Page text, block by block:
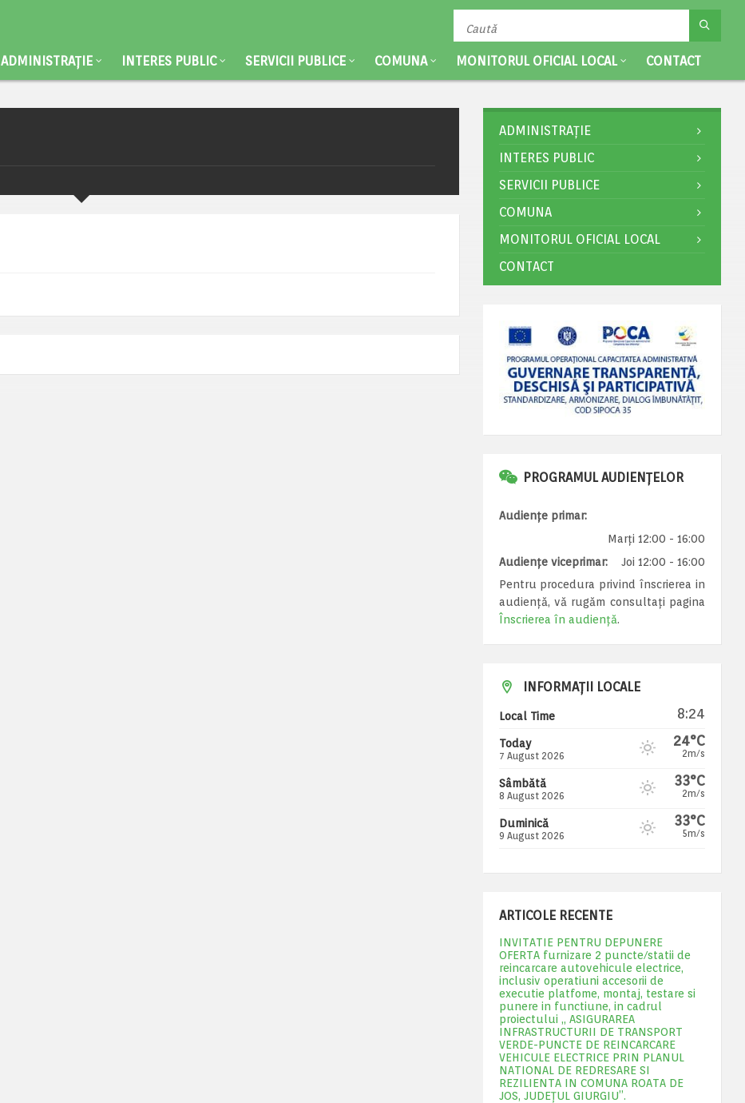
ADMINISTRAȚIE INTERES PUBLIC SERVICII PUBLICE COMUNA MONITORUL OFICIAL LOCAL CONTACT
ADMINISTRAȚIE
INTERES PUBLIC
SERVICII PUBLICE
COMUNA
MONITORUL OFICIAL LOCAL
CONTACT
PROGRAMUL AUDIENȚELOR
Audiențe primar:
Marți 12:00 - 16:00
Audiențe viceprimar:
Joi 12:00 - 16:00
Pentru procedura privind înscrierea in
audiență, vă rugăm consultați pagina
Înscrierea în audiență.
INFORMAȚII LOCALE
Local Time 8:24
Today
7 August 2026
24°C
2m/s
Sâmbătă
8 August 2026
33°C
2m/s
Duminică
9 August 2026
33°C
5m/s
ARTICOLE RECENTE
INVITATIE PENTRU DEPUNERE
OFERTA furnizare 2 puncte/statii de
reincarcare autovehicule electrice,
inclusiv operatiuni accesorii de
executie platfome, montaj, testare si
punere in functiune, in cadrul
proiectului „ ASIGURAREA
INFRASTRUCTURII DE TRANSPORT
VERDE-PUNCTE DE REINCARCARE
VEHICULE ELECTRICE PRIN PLANUL
NATIONAL DE REDRESARE SI
REZILIENTA IN COMUNA ROATA DE
JOS, JUDEŢUL GIURGIU”.